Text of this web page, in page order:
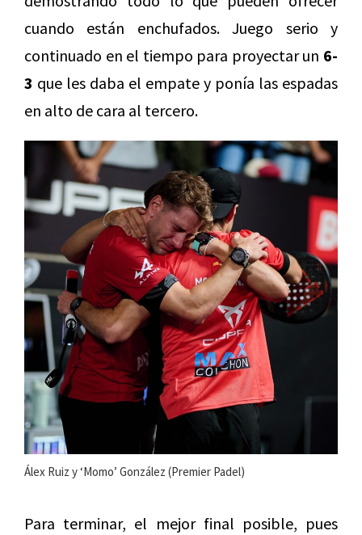
cuando están enchufados. Juego serio y
continuado en el tiempo para proyectar un 6-
3 que les daba el empate y ponía las espadas
en alto de cara al tercero.
Álex Ruiz y ‘Momo’ González (Premier Padel)
Para terminar, el mejor final posible, pues